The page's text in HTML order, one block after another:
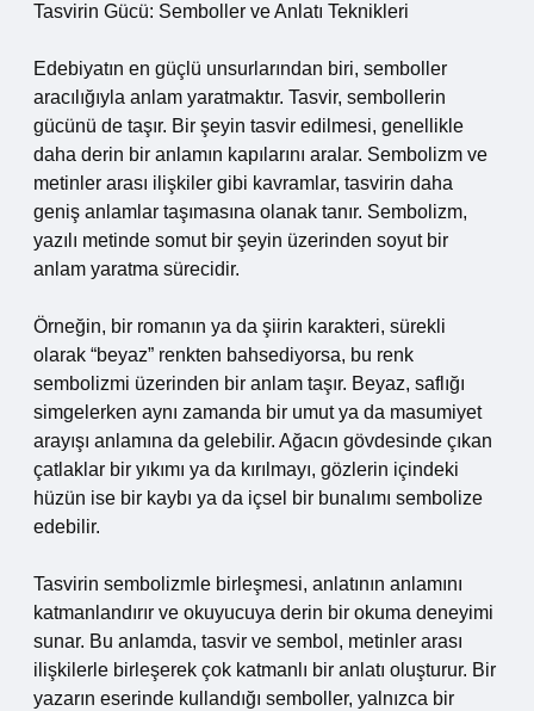
Tasvirin Gücü: Semboller ve Anlatı Teknikleri
Edebiyatın en güçlü unsurlarından biri, semboller
aracılığıyla anlam yaratmaktır. Tasvir, sembollerin
gücünü de taşır. Bir şeyin tasvir edilmesi, genellikle
daha derin bir anlamın kapılarını aralar. Sembolizm ve
metinler arası ilişkiler gibi kavramlar, tasvirin daha
geniş anlamlar taşımasına olanak tanır. Sembolizm,
yazılı metinde somut bir şeyin üzerinden soyut bir
anlam yaratma sürecidir.
Örneğin, bir romanın ya da şiirin karakteri, sürekli
olarak “beyaz” renkten bahsediyorsa, bu renk
sembolizmi üzerinden bir anlam taşır. Beyaz, saflığı
simgelerken aynı zamanda bir umut ya da masumiyet
arayışı anlamına da gelebilir. Ağacın gövdesinde çıkan
çatlaklar bir yıkımı ya da kırılmayı, gözlerin içindeki
hüzün ise bir kaybı ya da içsel bir bunalımı sembolize
edebilir.
Tasvirin sembolizmle birleşmesi, anlatının anlamını
katmanlandırır ve okuyucuya derin bir okuma deneyimi
sunar. Bu anlamda, tasvir ve sembol, metinler arası
ilişkilerle birleşerek çok katmanlı bir anlatı oluşturur. Bir
yazarın eserinde kullandığı semboller, yalnızca bir